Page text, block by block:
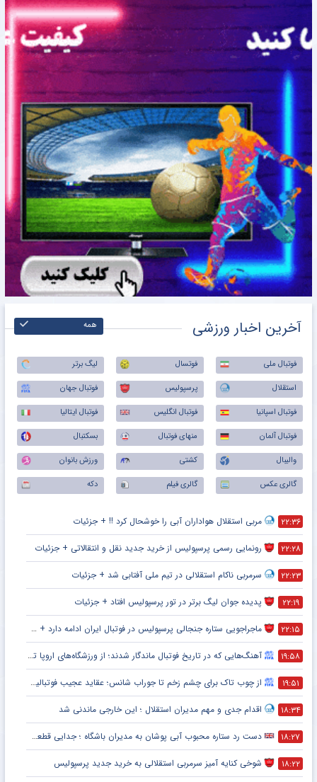
آخرین اخبار ورزشی همه
فوتبال ملی فوتسال
لیگ برتر
استقلال
پرسپولیس
فوتبال جهان
فوتبال اسپانیا
فوتبال انگلیس
فوتبال ایتالیا
فوتبال آلمان
منهای فوتبال
بسکتبال
والیبال
کشتی
ورزش بانوان
گالری عکس
گالری فیلم دکه
۲۲:۳۶ مربی استقلال هواداران آبی را خوشحال کرد !! + جزئیات
۲۲:۲۸ رونمایی رسمی پرسپولیس از خرید جدید نقل و انتقالاتی + جزئیات
۲۲:۲۳ سرمربی ناکام استقلالی در تیم ملی آفتابی شد + جزئیات
۲۲:۱۹ پدیده جوان لیگ برتر در تور پرسپولیس افتاد + جزئیات
۲۲:۱۵ ماجراجویی ستاره جنجالی پرسپولیس در فوتبال ایران ادامه دارد + جزئیات
۱۹:۵۸ آهنگ‌هایی که در تاریخ فوتبال ماندگار شدند؛ از ورزشگاه‌های اروپا تا جام جهانی
۱۹:۵۱ از چوب تاک برای چشم زخم تا جوراب شانس؛ عقاید عجیب فوتبالیست‌ها!
۱۸:۳۴ اقدام جدی و مهم مدیران استقلال ؛ این خارجی ماندنی شد
۱۸:۲۷ دست رد ستاره محبوب آبی پوشان به مدیران باشگاه ؛ جدایی قطعی است !
۱۸:۲۲ شوخی کنایه آمیز سرمربی استقلالی به خرید جدید پرسپولیس